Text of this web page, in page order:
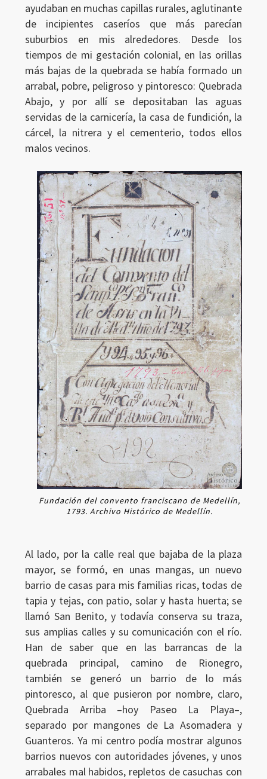
ayudaban en muchas capillas rurales, aglutinante
de incipientes caseríos que más parecían
suburbios en mis alrededores. Desde los
tiempos de mi gestación colonial, en las orillas
más bajas de la quebrada se había formado un
arrabal, pobre, peligroso y pintoresco: Quebrada
Abajo, y por allí se depositaban las aguas
servidas de la carnicería, la casa de fundición, la
cárcel, la nitrera y el cementerio, todos ellos
malos vecinos.
Fundación del convento franciscano de Medellín,
1793. Archivo Histórico de Medellín.
Al lado, por la calle real que bajaba de la plaza
mayor, se formó, en unas mangas, un nuevo
barrio de casas para mis familias ricas, todas de
tapia y tejas, con patio, solar y hasta huerta; se
llamó San Benito, y todavía conserva su traza,
sus amplias calles y su comunicación con el río.
Han de saber que en las barrancas de la
quebrada principal, camino de Rionegro,
también se generó un barrio de lo más
pintoresco, al que pusieron por nombre, claro,
Quebrada Arriba –hoy Paseo La Playa–,
separado por mangones de La Asomadera y
Guanteros. Ya mi centro podía mostrar algunos
barrios nuevos con autoridades jóvenes, y unos
arrabales mal habidos, repletos de casuchas con